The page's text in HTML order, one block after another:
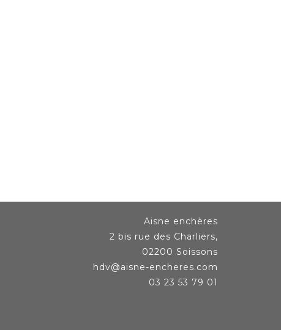
Aisne enchères
2 bis rue des Charliers,
02200 Soissons
hdv@aisne-encheres.com
03 23 53 79 01